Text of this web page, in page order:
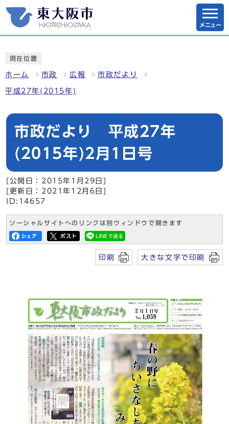
メニュー
現在位置
ホーム 市政 広報 市政だより
平成27年(2015年)
市政だより 平成27年
(2015年)2月1日号
[公開日：2015年1月29日]
[更新日：2021年12月6日]
ID:14657
ソーシャルサイトへのリンクは別ウィンドウで開きます
印刷 大きな文字で印刷